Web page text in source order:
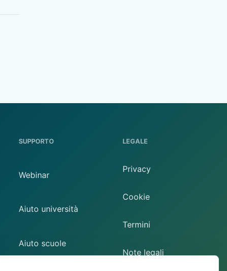
SUPPORTO
Webinar
Aiuto università
Aiuto scuole
LEGALE
Privacy
Cookie
Termini
Note legali